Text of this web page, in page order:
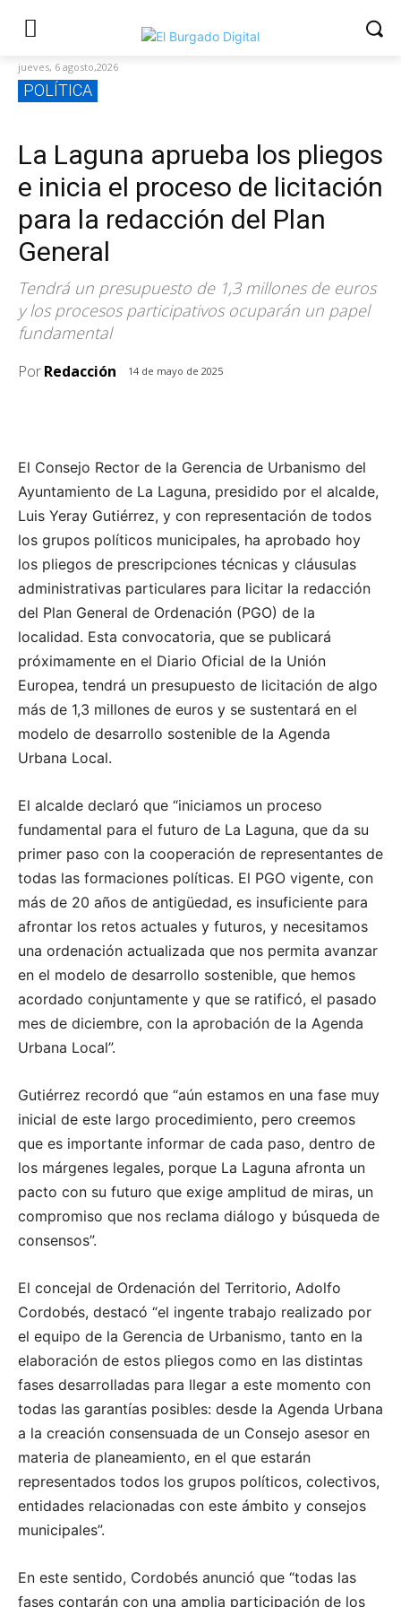
jueves, 6 agosto,2026
POLÍTICA
La Laguna aprueba los pliegos
e inicia el proceso de licitación
para la redacción del Plan
General
Tendrá un presupuesto de 1,3 millones de euros
y los procesos participativos ocuparán un papel
fundamental
PorRedacción 14 de mayo de 2025
El Consejo Rector de la Gerencia de Urbanismo del
Ayuntamiento de La Laguna, presidido por el alcalde,
Luis Yeray Gutiérrez, y con representación de todos
los grupos políticos municipales, ha aprobado hoy
los pliegos de prescripciones técnicas y cláusulas
administrativas particulares para licitar la redacción
del Plan General de Ordenación (PGO) de la
localidad. Esta convocatoria, que se publicará
próximamente en el Diario Oficial de la Unión
Europea, tendrá un presupuesto de licitación de algo
más de 1,3 millones de euros y se sustentará en el
modelo de desarrollo sostenible de la Agenda
Urbana Local.
El alcalde declaró que “iniciamos un proceso
fundamental para el futuro de La Laguna, que da su
primer paso con la cooperación de representantes de
todas las formaciones políticas. El PGO vigente, con
más de 20 años de antigüedad, es insuficiente para
afrontar los retos actuales y futuros, y necesitamos
una ordenación actualizada que nos permita avanzar
en el modelo de desarrollo sostenible, que hemos
acordado conjuntamente y que se ratificó, el pasado
mes de diciembre, con la aprobación de la Agenda
Urbana Local”.
Gutiérrez recordó que “aún estamos en una fase muy
inicial de este largo procedimiento, pero creemos
que es importante informar de cada paso, dentro de
los márgenes legales, porque La Laguna afronta un
pacto con su futuro que exige amplitud de miras, un
compromiso que nos reclama diálogo y búsqueda de
consensos”.
El concejal de Ordenación del Territorio, Adolfo
Cordobés, destacó “el ingente trabajo realizado por
el equipo de la Gerencia de Urbanismo, tanto en la
elaboración de estos pliegos como en las distintas
fases desarrolladas para llegar a este momento con
todas las garantías posibles: desde la Agenda Urbana
a la creación consensuada de un Consejo asesor en
materia de planeamiento, en el que estarán
representados todos los grupos políticos, colectivos,
entidades relacionadas con este ámbito y consejos
municipales”.
En este sentido, Cordobés anunció que “todas las
fases contarán con una amplia participación de los